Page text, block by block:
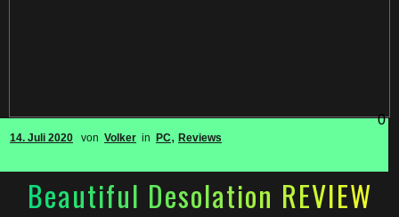
14. Juli 2020 von Volker in PC, Reviews
0
Beautiful Desolation REVIEW